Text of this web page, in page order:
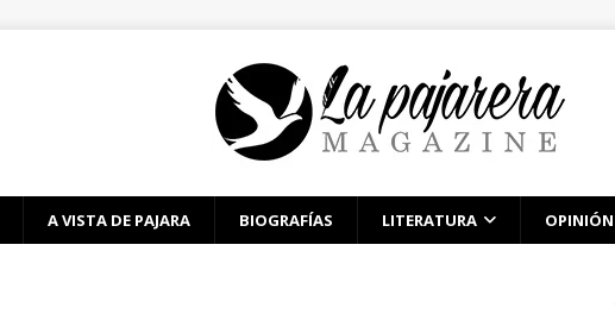
A VISTA DE PAJARA BIOGRAFÍAS LITERATURA OPINIÓN